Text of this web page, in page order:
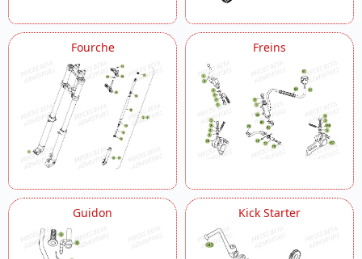
Fourche Freins
Guidon Kick Starter